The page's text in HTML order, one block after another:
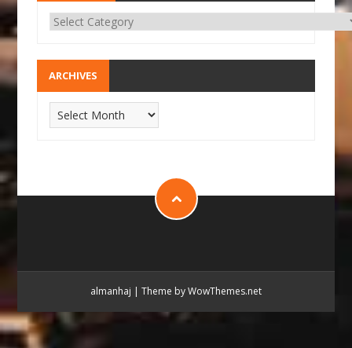
ARCHIVES
almanhaj | Theme by WowThemes.net